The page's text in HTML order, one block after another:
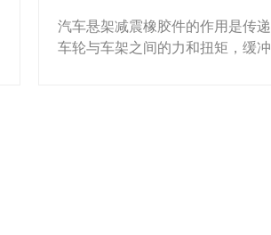
汽车悬架减震橡胶件的作用是传递
车轮与车架之间的力和扭矩，缓冲